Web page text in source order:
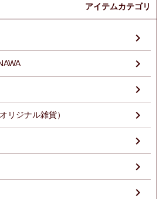
アイテムカテゴリ
リジナル雑貨）